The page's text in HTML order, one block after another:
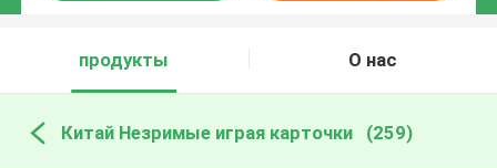
продукты
О нас
Китай Незримые играя карточки (259)